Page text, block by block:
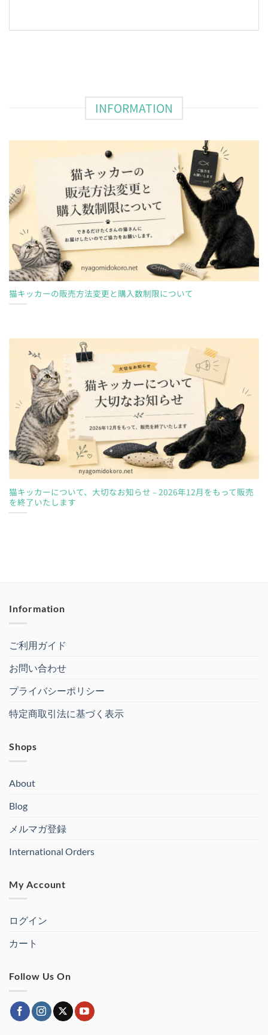
INFORMATION
猫キッカーの販売方法変更と購入数制限について
猫キッカーについて、大切なお知らせ – 2026年12月をもって販売
を終了いたします
Information
ご利用ガイド
お問い合わせ
プライバシーポリシー
特定商取引法に基づく表示
Shops
About
Blog
メルマガ登録
International Orders
My Account
ログイン
カート
Follow Us On